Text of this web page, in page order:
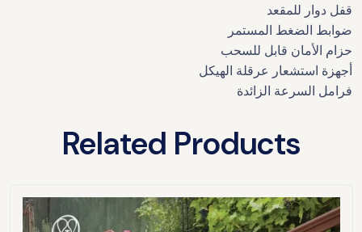
قفل دوار للمقعد
ضوابط الضغط المستمر
حزام الأمان قابل للسحب
أجهزة استشعار عرقلة الهيكل
فرامل السرعة الزائدة
Related Products